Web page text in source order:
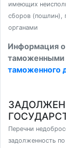
имеющих
сборов (пошлин),
органами
Информация
таможенными
таможенного
Перечни
задолженность